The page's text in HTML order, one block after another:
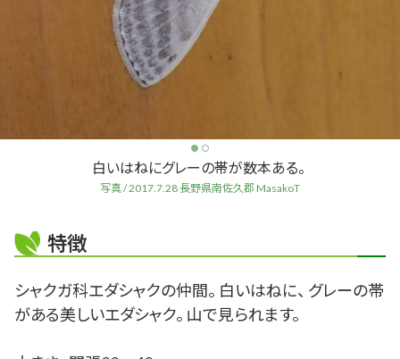
白いはねにグレーの帯が数本ある。
写真 / 2017.7.28 長野県南佐久郡 MasakoT
特徴
シャクガ科エダシャクの仲間。 白いはねに、 グレーの帯
がある美しいエダシャク。 山で見られます。